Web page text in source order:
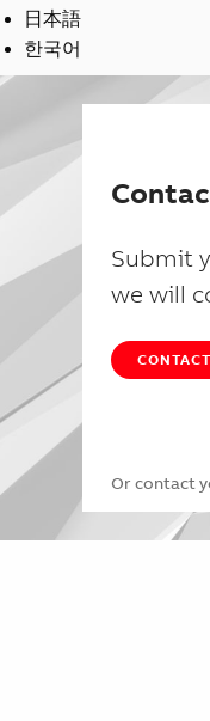
日本語
한국어
Submit
we will
Or contact